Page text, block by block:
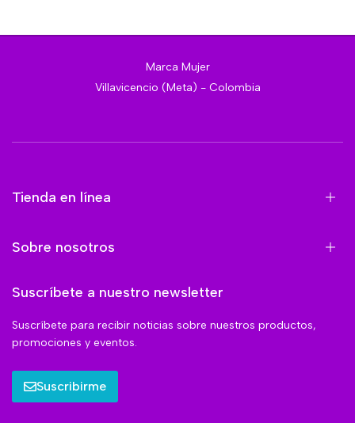
Marca Mujer
Villavicencio (Meta) - Colombia
Tienda en línea
Sobre nosotros
Suscríbete a nuestro newsletter
Suscríbete para recibir noticias sobre nuestros productos,
promociones y eventos.
Suscribirme